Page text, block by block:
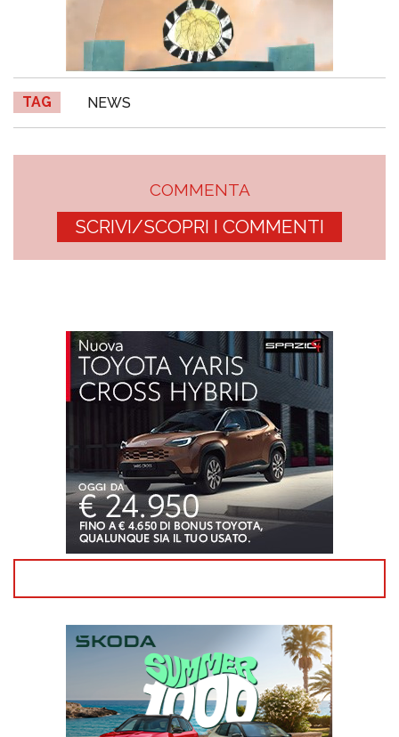
TAG NEWS
COMMENTA
SCRIVI/SCOPRI I COMMENTI